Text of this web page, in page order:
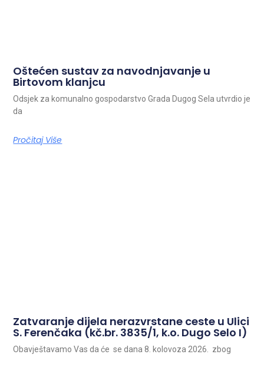
Oštećen sustav za navodnjavanje u
Birtovom klanjcu
Odsjek za komunalno gospodarstvo Grada Dugog Sela utvrdio je
da
Pročitaj Više
Zatvaranje dijela nerazvrstane ceste u Ulici
S. Ferenčaka (kč.br. 3835/1, k.o. Dugo Selo I)
Obavještavamo Vas da će se dana 8. kolovoza 2026. zbog